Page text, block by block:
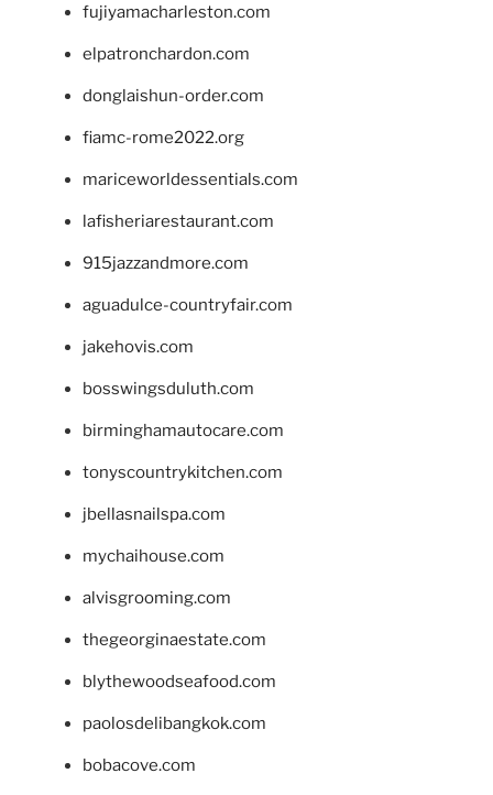
fujiyamacharleston.com
elpatronchardon.com
donglaishun-order.com
fiamc-rome2022.org
mariceworldessentials.com
lafisheriarestaurant.com
915jazzandmore.com
aguadulce-countryfair.com
jakehovis.com
bosswingsduluth.com
birminghamautocare.com
tonyscountrykitchen.com
jbellasnailspa.com
mychaihouse.com
alvisgrooming.com
thegeorginaestate.com
blythewoodseafood.com
paolosdelibangkok.com
bobacove.com